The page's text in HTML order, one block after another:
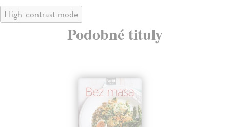
High-contrast mode
Podobné tituly